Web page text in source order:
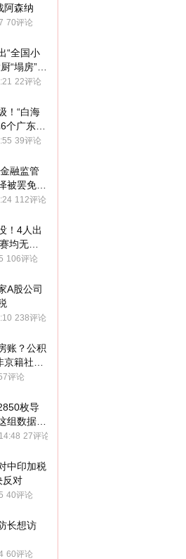
阿森纳
70评论
“全国小
“塌房”了
22评论
！“白海
个广东还
意这件事
39评论
融监管
被罢免全
112评论
！4人出
均无缘
106评论
A股公司
238评论
账？公积
籍社保
评论
枚导
组数据，
27评论
中印加税
反对
40评论
长想访
60评论